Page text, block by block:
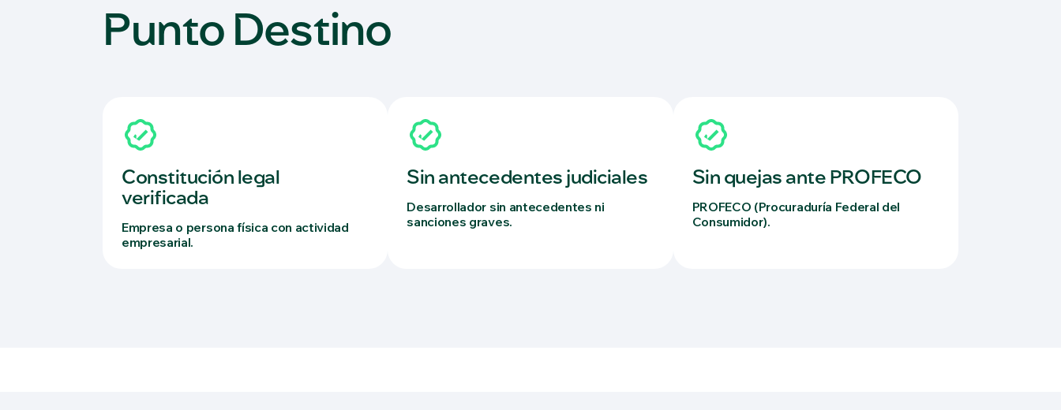
Punto Destino
Constitución legal
verificada
Empresa o persona física con actividad
empresarial.
Sin antecedentes judiciales
Desarrollador sin antecedentes ni
sanciones graves.
Sin quejas ante PROFECO
PROFECO (Procuraduría Federal del
Consumidor).